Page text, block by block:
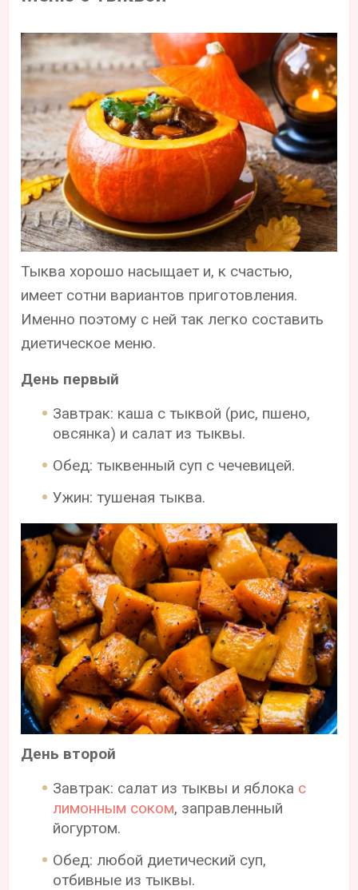
Тыква хорошо насыщает и, к счастью,
имеет сотни вариантов приготовления.
Именно поэтому с ней так легко составить
диетическое меню.
День первый
Завтрак: каша с тыквой (рис, пшено,
овсянка) и салат из тыквы.
Обед: тыквенный суп с чечевицей.
Ужин: тушеная тыква.
День второй
Завтрак: салат из тыквы и яблока с
лимонным соком, заправленный
йогуртом.
Обед: любой диетический суп,
отбивные из тыквы.